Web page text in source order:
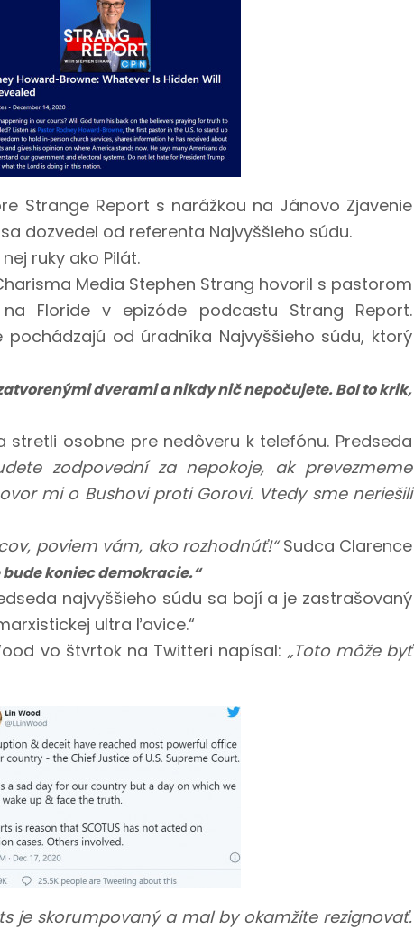
Strange Report s narážkou na Jánovo Zjavenie
dozvedel od referenta Najvyššieho súdu.
ruky ako Pilát.
Media Stephen Strang hovoril s pastorom
Floride v epizóde podcastu Strang Report.
od úradníka Najvyššieho súdu, ktorý
dverami a nikdy nič nepočujete. Bol to krik,
osobne pre nedôveru k telefónu. Predseda
zodpovední za nepokoje, ak prevezmeme
mi o Bushovi proti Gorovi. Vtedy sme neriešili
poviem vám, ako rozhodnúť!“ Sudca Clarence
bude koniec demokracie.“
najvyššieho súdu sa bojí a je zastrašovaný
ultra ľavice.“
vo štvrtok na Twitteri napísal: „Toto môže byť
je skorumpovaný a mal by okamžite rezignovať.